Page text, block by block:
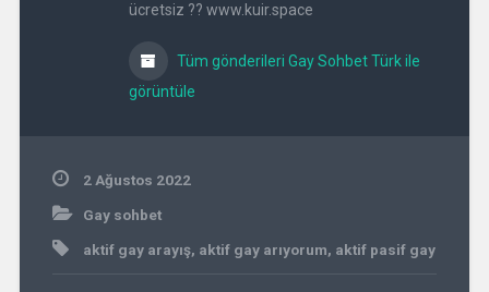
ücretsiz ?? www.kuir.space
Tüm gönderileri Gay Sohbet Türk ile
görüntüle
2 Ağustos 2022
Gay sohbet
aktif gay arayış, aktif gay arıyorum, aktif pasif gay